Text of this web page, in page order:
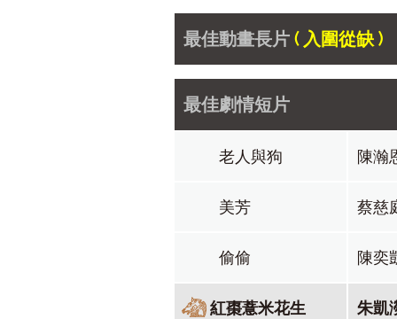
最佳動畫長片( 入圍從缺 )
最佳劇情短片
老人與狗 陳瀚
美芳 蔡慈
偷偷 陳奕
紅棗薏米花生 朱凱